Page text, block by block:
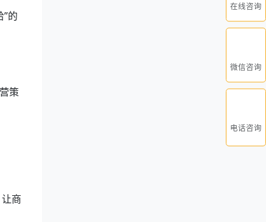
的
策
商
在线咨询
微信咨询
电话咨询